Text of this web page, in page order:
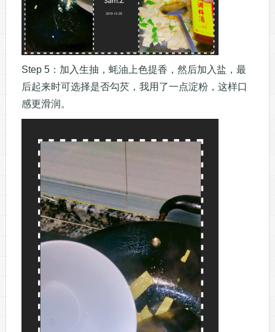
Step 5：加入生抽，蚝油上色提香，然后加入盐，最
后起来时可选择是否勾芡，我用了一点淀粉，这样口
感更滑润。